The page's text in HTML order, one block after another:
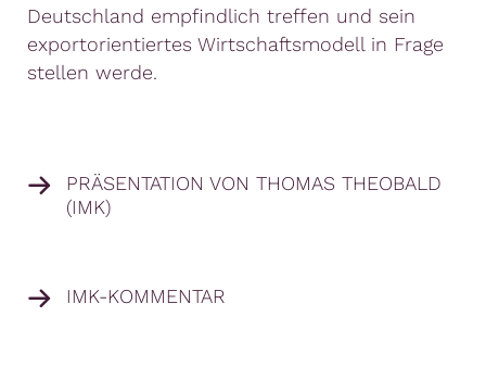
Deutschland empfindlich treffen und sein
exportorientiertes Wirtschaftsmodell in Frage
stellen werde.
PRÄSENTATION VON THOMAS THEOBALD
(IMK)
IMK-KOMMENTAR